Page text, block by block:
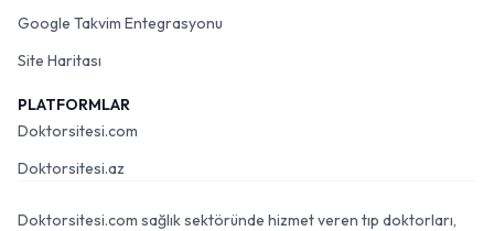
Google Takvim Entegrasyonu
Site Haritası
PLATFORMLAR
Doktorsitesi.com
Doktorsitesi.az
Doktorsitesi.com sağlık sektöründe hizmet veren tıp doktorları,